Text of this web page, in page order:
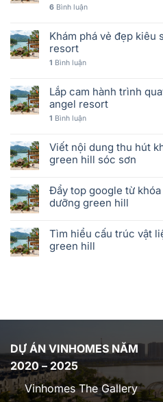
6 Bình luận
Khám phá vẻ đẹp kiêu
resort
1 Bình luận
Lắp cam hành trình
angel resort
1 Bình luận
Viết nội dung thu hút
green hill sóc sơn
Đẩy top google từ
dưỡng green hill
Tìm hiểu cấu trúc vật
green hill
DỰ ÁN VINHOMES NĂM
2020 – 2025
Vinhomes The Gallery